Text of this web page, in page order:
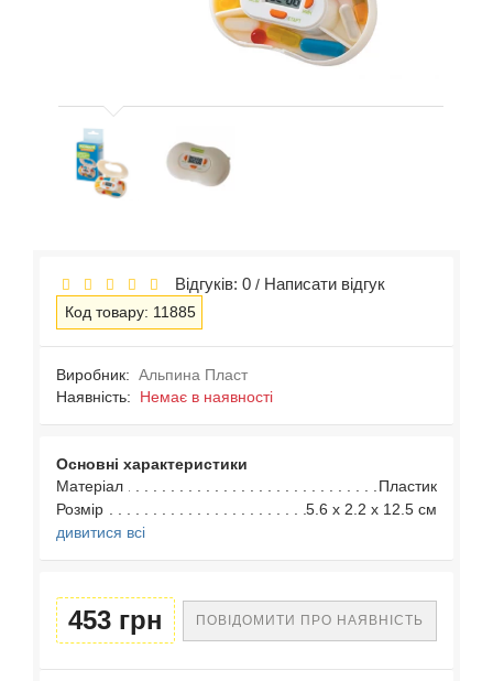
Відгуків: 0 / Написати відгук
Код товару: 11885
Виробник: Альпина Пласт
Наявність: Немає в наявності
Основні характеристики
Матеріал
Пластик
Розмір
5.6 x 2.2 x 12.5 см
дивитися всі
453 грн ПОВІДОМИТИ ПРО НАЯВНІСТЬ